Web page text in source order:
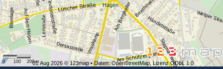
Hagen
Am Schützenplatz
Lüscher Straße
Welper
Auf dem Hagen Händelstraße
Stephansweg
Vosskamp
Am Bergkeller
Teutonenstraße
Blomlage Leristraße
Dersastraße
0 100 200 m
01 Aug 2026 ©123map• Daten:OpenStreetMap ,Lizenz ODbL 1.0